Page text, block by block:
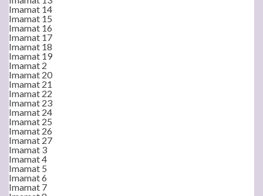
Imamat 14
Imamat 15
Imamat 16
Imamat 17
Imamat 18
Imamat 19
Imamat 2
Imamat 20
Imamat 21
Imamat 22
Imamat 23
Imamat 24
Imamat 25
Imamat 26
Imamat 27
Imamat 3
Imamat 4
Imamat 5
Imamat 6
Imamat 7